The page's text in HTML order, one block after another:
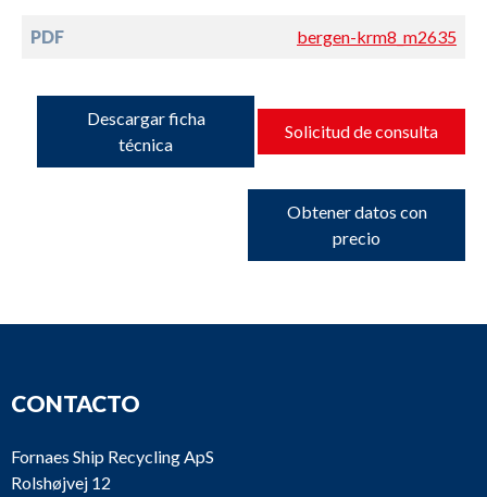
PDF bergen-krm8_m2635
Descargar ficha
técnica
Solicitud de consulta
Obtener datos con
precio
CONTACTO
Fornaes Ship Recycling ApS
Rolshøjvej 12